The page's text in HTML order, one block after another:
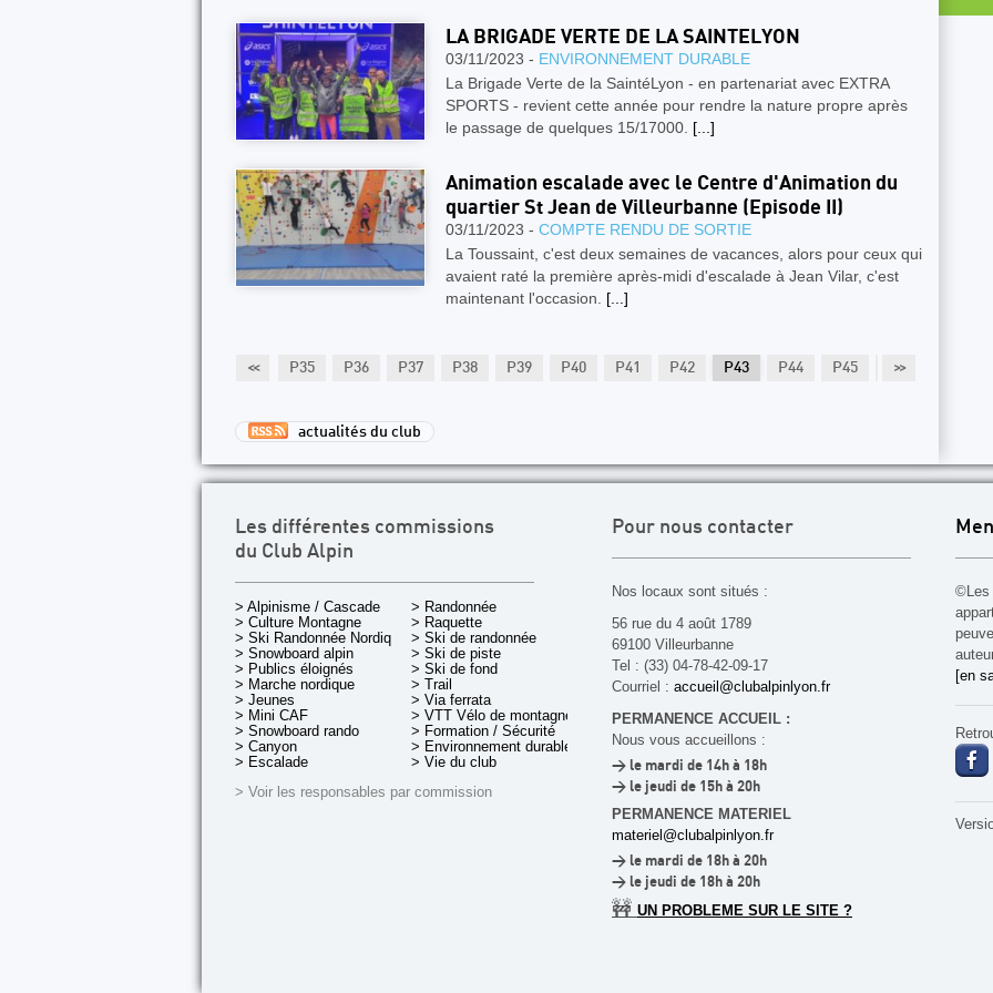
LA BRIGADE VERTE DE LA SAINTELYON
03/11/2023 - ENVIRONNEMENT DURABLE
La Brigade Verte de la SaintéLyon - en partenariat avec EXTRA
SPORTS - revient cette année pour rendre la nature propre après
le passage de quelques 15/17000. [...]
Animation escalade avec le Centre d'Animation du
quartier St Jean de Villeurbanne (Episode II)
03/11/2023 - COMPTE RENDU DE SORTIE
La Toussaint, c'est deux semaines de vacances, alors pour ceux qui
avaient raté la première après-midi d'escalade à Jean Vilar, c'est
maintenant l'occasion. [...]
<< >>
P34 P35 P36 P37 P38 P39 P40 P41 P42 P43 P44 P45 P46
actualités du club
Les différentes commissions
du Club Alpin
> Alpinisme / Cascade
> Culture Montagne
> Ski Randonnée Nordique
> Snowboard alpin
> Publics éloignés
> Marche nordique
> Jeunes
> Mini CAF
> Snowboard rando
> Canyon
> Escalade
> Randonnée
> Raquette
> Ski de randonnée
> Ski de piste
> Ski de fond
> Trail
> Via ferrata
> VTT Vélo de montagne
> Formation / Sécurité
> Environnement durable
> Vie du club
> Voir les responsables par commission
Pour nous contacter
Nos locaux sont situés :
56 rue du 4 août 1789
69100 Villeurbanne
Tel : (33) 04-78-42-09-17
Courriel : accueil@clubalpinlyon.fr
PERMANENCE ACCUEIL :
Nous vous accueillons :
> le mardi de 14h à 18h
> le jeudi de 15h à 20h
PERMANENCE MATERIEL
materiel@clubalpinlyon.fr
> le mardi de 18h à 20h
> le jeudi de 18h à 20h
🚧 UN PROBLEME SUR LE SITE ?
©Les
[en